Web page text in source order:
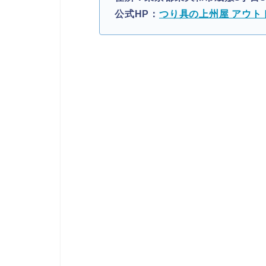
公式HP： つり具の上州屋 アウト